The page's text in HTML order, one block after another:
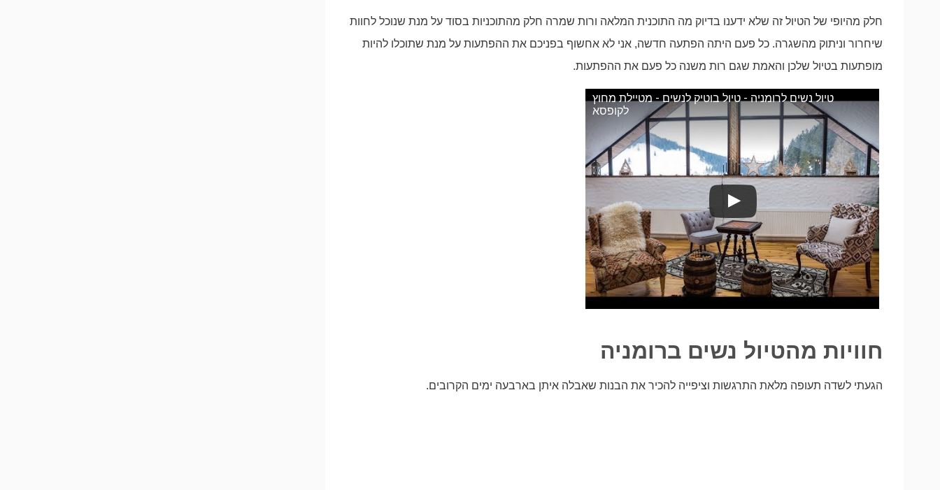
חלק מהיופי של הטיול זה שלא ידענו בדיוק מה התוכנית המלאה ורות שמרה חלק מהתוכניות בסוד על מנת שנוכל לחוות
שיחרור וניתוק מהשגרה. כל פעם היתה הפתעה חדשה, אני לא אחשוף בפניכם את ההפתעות על מנת שתוכלו להיות
מופתעות בטיול שלכן והאמת שגם רות משנה כל פעם את ההפתעות.
טיול נשים לרומניה - טיול בוטיק לנשים - מטיילת מחוץ
לקופסא
חוויות מהטיול נשים ברומניה
הגעתי לשדה תעופה מלאת התרגשות וציפייה להכיר את הבנות שאבלה איתן בארבעה ימים הקרובים.